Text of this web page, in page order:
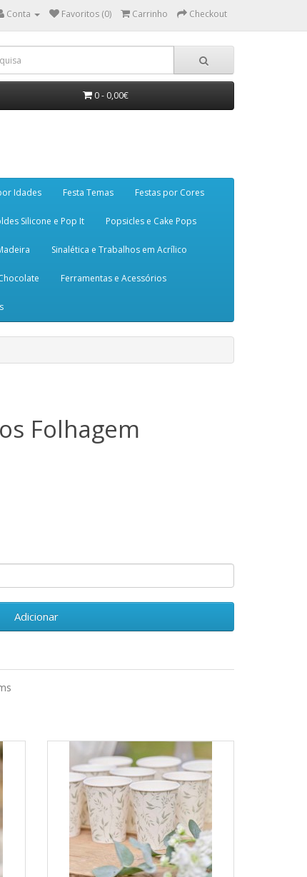
Conta Favoritos (0) Carrinho Checkout
0 - 0,00€
Idades Festa Temas Festas por Cores
Silicone e Pop It Popsicles e Cake Pops
Sinalética e Trabalhos em Acrílico
Ferramentas e Acessórios
Folhagem
Adicionar